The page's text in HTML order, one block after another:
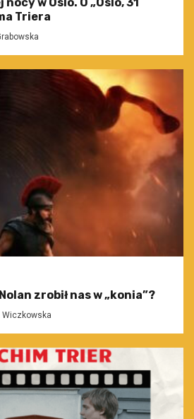
w Oslo. O „Oslo, 31
Triera
zrobił nas w „konia”?
Wiczkowska